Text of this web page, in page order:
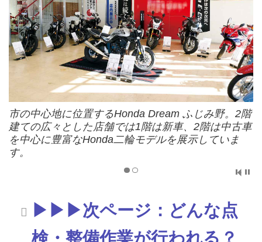
市の中心地に位置するHonda Dream ふじみ野。2階
建ての広々とした店舗では1階は新車、2階は中古車
を中心に豊富なHonda二輪モデルを展示していま
す。
▶▶▶次ページ：どんな点
検・整備作業が行われる？